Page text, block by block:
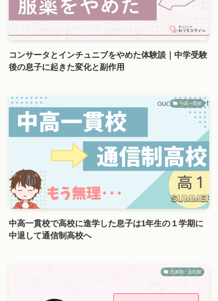
コンサータとインチュニブをやめた体験談｜中学受験
後の息子に起きた変化と副作用
中高一貫校
中高一貫校で高校に進学した息子は1年生の１学期に
中退して通信制高校へ
思春期・反抗期